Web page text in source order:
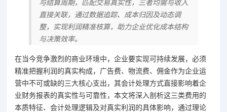
与结算周期，匹配交易真实性，三者均需与收入
直接关联，通过数据追踪、成本归因及动态调
整，实现利润精准核算，助力企业优化成本结构
与决策效率。
在当今竞争激烈的商业环境中，企业要实现可持续发展，必须
精准把握利润的真实构成，广告费、物流费、佣金作为企业运
营中不可或缺的三大核心支出，其会计处理方式直接影响着企
业财务报表的真实性与可靠性，本文将深入剖析这三类费用的
本质特征、会计处理逻辑及对真实利润的具体影响，通过理论